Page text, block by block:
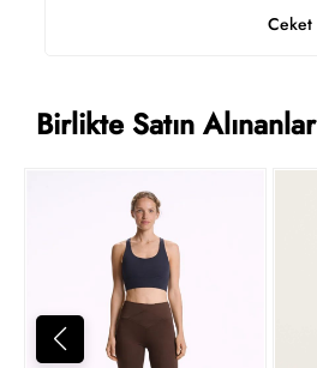
Ceket
Birlikte Satın Alınanlar